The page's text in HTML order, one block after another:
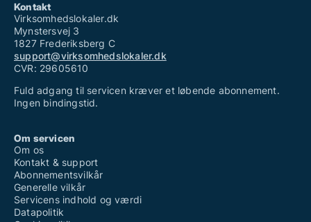
Kontakt
Virksomhedslokaler.dk
Mynstersvej 3
1827 Frederiksberg C
support@virksomhedslokaler.dk
CVR: 29605610
Fuld adgang til servicen kræver et løbende abonnement.
Ingen bindingstid.
Om servicen
Om os
Kontakt & support
Abonnementsvilkår
Generelle vilkår
Servicens indhold og værdi
Datapolitik